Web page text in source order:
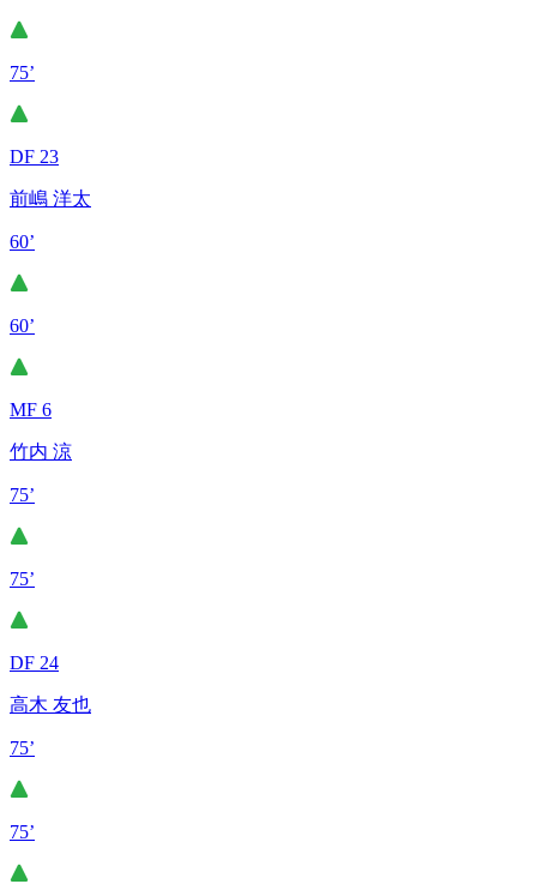
75’
DF 23
前嶋 洋太
60’
60’
MF 6
竹内 涼
75’
75’
DF 24
高木 友也
75’
75’